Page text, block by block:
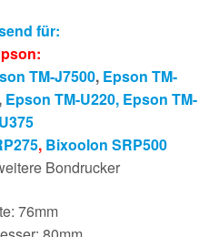
für:
TM-J7500, Epson TM-
Epson TM-U220, Epson TM-
U375
, Bixoolon SRP500
Bondrucker
76mm